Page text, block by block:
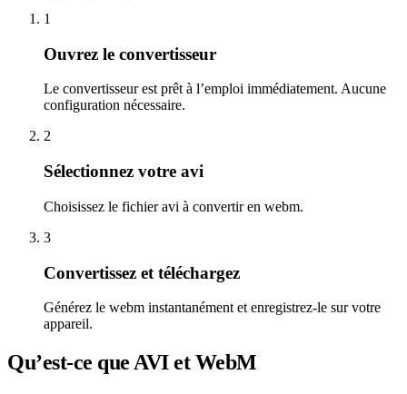
1
Ouvrez le convertisseur
Le convertisseur est prêt à l’emploi immédiatement. Aucune
configuration nécessaire.
2
Sélectionnez votre avi
Choisissez le fichier avi à convertir en webm.
3
Convertissez et téléchargez
Générez le webm instantanément et enregistrez-le sur votre
appareil.
Qu’est-ce que AVI et WebM